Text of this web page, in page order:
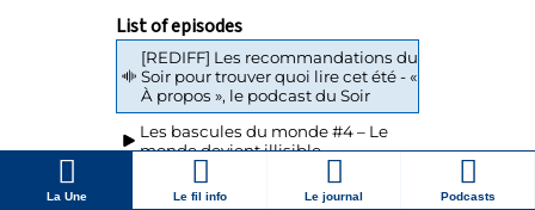
La Une Le fil info Le journal Podcasts